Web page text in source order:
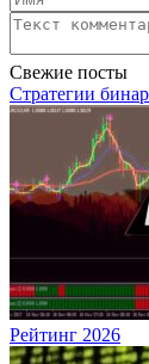
Свежие посты
Стратегии
Рейтинг 2026